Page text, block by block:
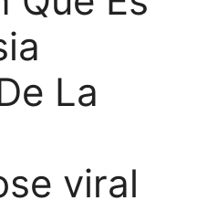
La
viral